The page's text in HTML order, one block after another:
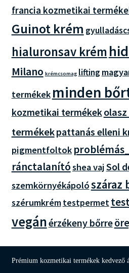
francia kozmetikai
Guinot krém
hialuronsav krém
Milano krémcsomag lifting
termékek minden
kozmetikai termékek
termékekpattanás elleni
pigmentfoltok
ránctalanítóshea vajSol
szemkörnyékápolószáraz
szérumkrémtestpermet
vegánérzékeny bőrre
Prémium kozmetikai termékek kedvező